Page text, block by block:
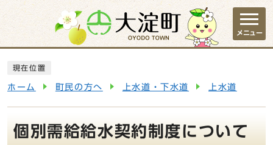
ページの先頭です
メニュー
現在位置
ホーム 町民の方へ 上水道・下水道 上水道
個別需給給水契約制度について